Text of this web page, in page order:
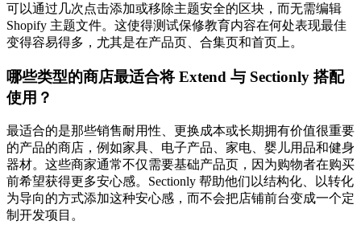
可以通过几次点击添加或移除主题安全的区块，而无需编辑
Shopify 主题文件。这使得测试保修教育内容在何处表现最佳
变得容易得多，尤其是在产品页、合集页和首页上。
哪些类型的商店最适合将 Extend 与 Sectionly 搭配
使用？
最适合的是那些销售耐用性、更换成本或长期拥有价值很重要
的产品的商店，例如家具、电子产品、家电、婴儿用品和健身
器材。这些商家通常不仅需要基础产品页，因为购物者在购买
前希望获得更多安心感。Sectionly 帮助他们以结构化、以转化
为导向的方式添加这种安心感，而不会把店铺前台变成一个定
制开发项目。